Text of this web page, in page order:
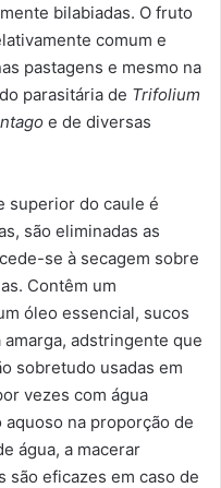
bilabiadas. O fruto
comum e
pastagens e mesmo na
parasitária de Trifolium
e de diversas
superior do caule é
são eliminadas as
se à secagem sobre
Contêm um
óleo essencial, sucos
adstringente que
sobretudo usadas em
vezes com água
na proporção de
água, a macerar
são eficazes em caso de